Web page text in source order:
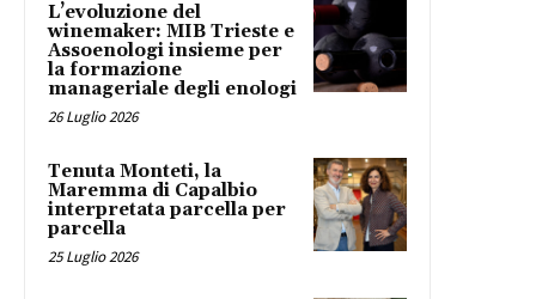
L’evoluzione del
winemaker: MIB Trieste e
Assoenologi insieme per
la formazione
manageriale degli enologi
26 Luglio 2026
Tenuta Monteti, la
Maremma di Capalbio
interpretata parcella per
parcella
25 Luglio 2026